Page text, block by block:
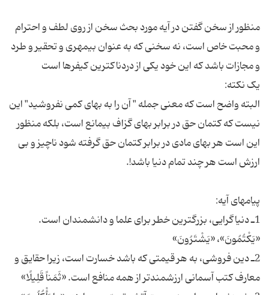
منظور از سخن گفتن در آیه مورد بحث سخن از روى لطف و احترام
و محبت خاص است، نه سخنى كه به عنوان بى‏مهرى و تحقیر و طرد
البته واضح است که معنى جمله " آن را به بهاى كمى نفروشید" این
نیست كه كتمان حق در برابر بهاى گزاف بى‏مانع است، بلكه منظور
این است هر بهاى مادى در برابر كتمان حق گرفته شود ناچیز و بى
1ـ دنیاگرایى، بزرگترین خطر براى علما و دانشمندان است.
2ـ دین فروشى، به هر قیمتى كه باشد خسارت است، زیرا حقایق و